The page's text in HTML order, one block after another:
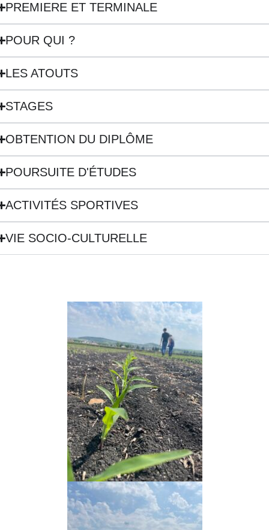
PREMIERE ET TERMINALE
POUR QUI ?
LES ATOUTS
STAGES
OBTENTION DU DIPLÔME
POURSUITE D'ÉTUDES
ACTIVITÉS SPORTIVES
VIE SOCIO-CULTURELLE